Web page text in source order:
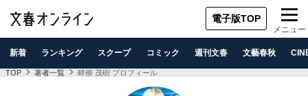
電子版TOP
メニュー
新着 ランキング スクープ コミック 週刊文春 文藝春秋
TOP 著者一覧 畔柳 茂樹 プロフィール